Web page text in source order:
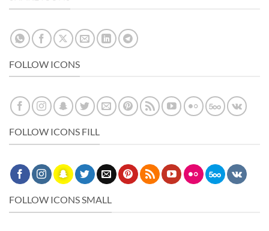
FOLLOW ICONS
FOLLOW ICONS FILL
FOLLOW ICONS SMALL